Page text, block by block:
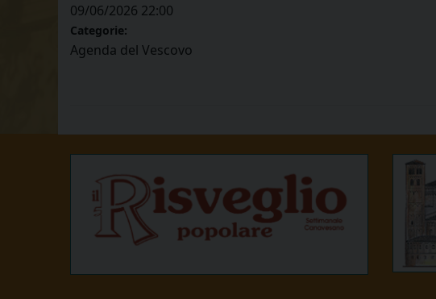
09/06/2026 22:00
Categorie:
Agenda del Vescovo